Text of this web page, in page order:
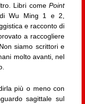
Libri comePoint
di Wu Ming 1 e 2,
e racconto di
a raccogliere
siamo scrittori e
molto avanti, nel
più o meno con
sagittale sul